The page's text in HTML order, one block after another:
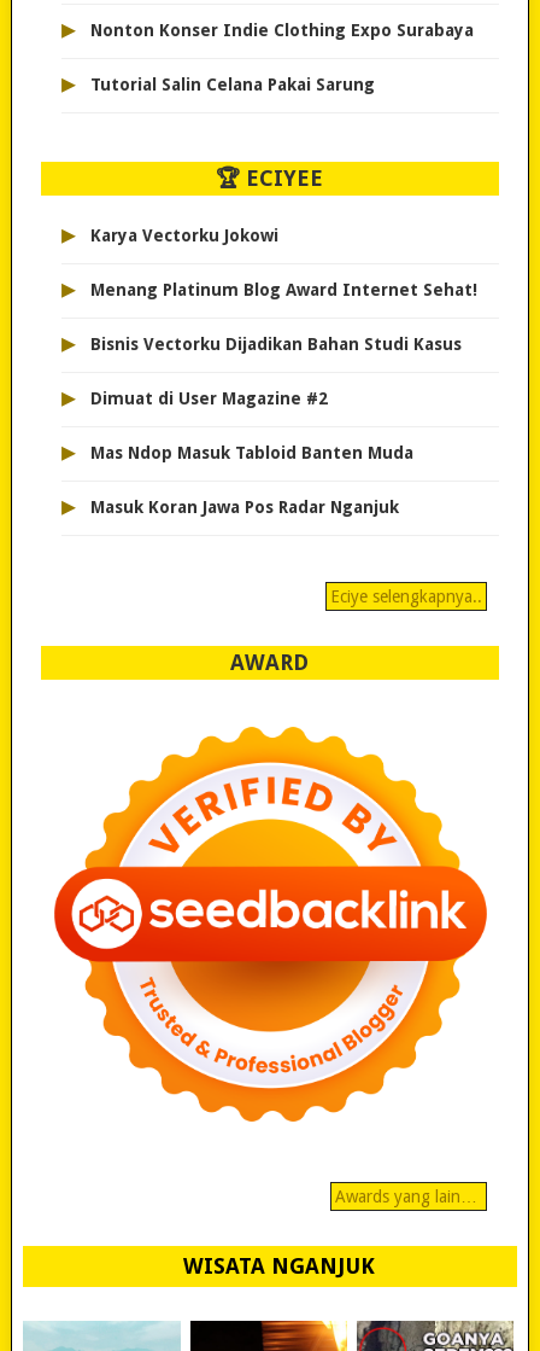
▸ Nonton Konser Indie Clothing Expo Surabaya
▸ Tutorial Salin Celana Pakai Sarung
🏆 ECIYEE
▸ Karya Vectorku Jokowi
▸ Menang Platinum Blog Award Internet Sehat!
▸ Bisnis Vectorku Dijadikan Bahan Studi Kasus
▸ Dimuat di User Magazine #2
▸ Mas Ndop Masuk Tabloid Banten Muda
▸ Masuk Koran Jawa Pos Radar Nganjuk
Eciye selengkapnya..
AWARD
Awards yang lain…
WISATA NGANJUK